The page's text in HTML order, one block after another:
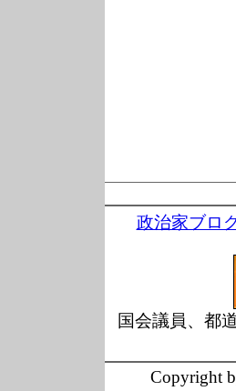
政治家ブロ
国会議員、都
Copyright